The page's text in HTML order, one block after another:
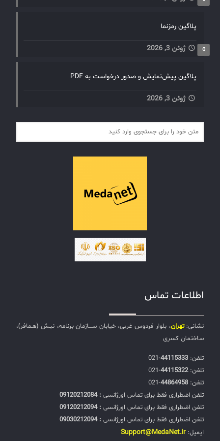
پلاگین رمزنما
ژوئن 3, 2026 0
پلاگین پیش‌نمایش و صدور درخواست به PDF
ژوئن 3, 2026
اطلاعات تماس
نشانی:تهران، بلوار فردوس غربی، خیابان ســـازمان برنامه، نبـش (هـمافر)،
ساختمان کسری
تلفن:‌ 44115333
-021
تلفن:‌44115322
-021
تلفن:‌ 44864958
-021
تلفن اضطراری فقط برای تماس اورژانسی : 09120212084
تلفن اضطراری فقط برای تماس اورژانسی : 09120212094
تلفن اضطراری فقط برای تماس اورژانسی : 09030212094
ایمیل: Support@MedaNet.ir